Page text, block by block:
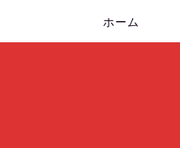
ホーム